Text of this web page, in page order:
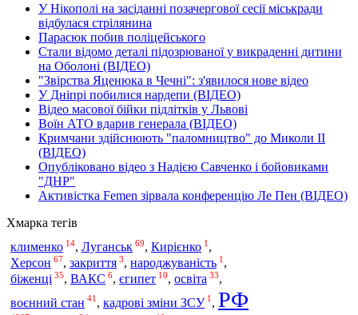
У Нікополі на засіданні позачергової сесії міськради
відбулася стрілянина
Парасюк побив поліцейського
Стали відомо деталі підозрюваної у викраденні дитини
на Оболоні (ВІДЕО)
"Звірства Яценюка в Чечні": з'явилося нове відео
У Дніпрі побилися нардепи (ВІДЕО)
Відео масової бійки підлітків у Львові
Воїн АТО вдарив генерала (ВІДЕО)
Кримчани здійснюють "паломництво" до Миколи ІІ
(ВІДЕО)
Опубліковано відео з Надією Савченко і бойовиками
"ДНР"
Активістка Femen зірвала конференцію Ле Пен (ВІДЕО)
Хмарка тегів
клименко 14, Луганськ 69, Кирієнко 1 ,
Херсон 67, закриття 3, народжуваність 1 ,
біженці 35, ВАКС 6, єгипет 10, освіта 33,
воєнний стан 41 , кадрові зміни ЗСУ 1 , РФ